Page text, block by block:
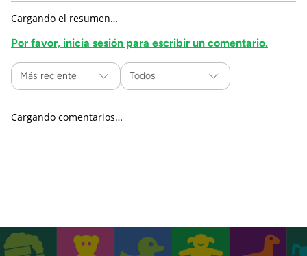
Cargando el resumen…
Por favor, inicia sesión para escribir un comentario.
Más reciente Todos
Cargando comentarios…